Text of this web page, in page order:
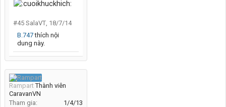
#45 SalaVT, 18/7/14
B.747thích nội
dung này.
Rampart Thành viên
CaravanVN
Tham gia:
1/4/13